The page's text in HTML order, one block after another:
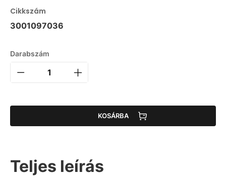
Cikkszám
3001097036
Darabszám
KOSÁRBA
Teljes leírás